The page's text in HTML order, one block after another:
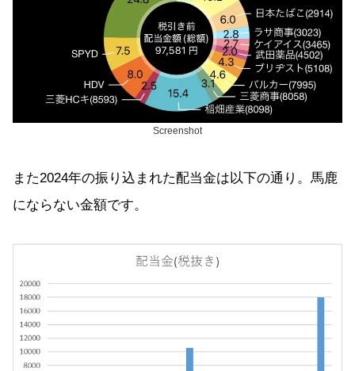
Screenshot
また2024年の振り込まれた配当金は以下の通り。馬鹿
にならない金額です。